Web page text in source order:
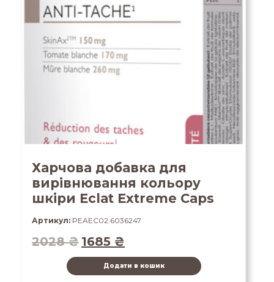
Харчова добавка для
вирівнювання кольору
шкіри Eclat Extreme Caps
Артикул: PEAEC02.6036247
2028₴ 1685 ₴
Додати в кошик